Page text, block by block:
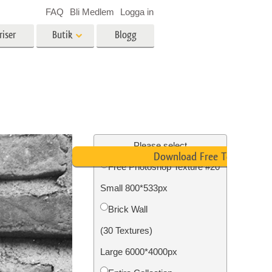
Foto restaurering
Butik Blogg
FAQ Bli Medlem Logga in
Please select
Free Photoshop Texture #20
Small 800*533px
Brick Wall
(30 Textures)
Large 6000*4000px
Download Free Texture